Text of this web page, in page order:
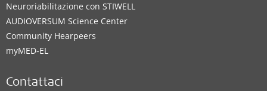
Neuroriabilitazione con STIWELL
AUDIOVERSUM Science Center
Community Hearpeers
myMED‑EL
Contattaci